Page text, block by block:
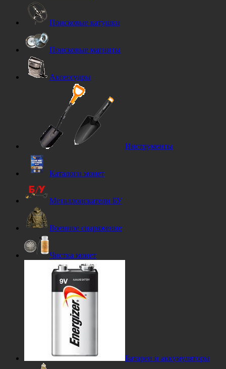
Поисковые катушки
Поисковые магниты
Аксессуары
Инструменты
Каталоги монет
Металлоискатели БУ
Военное снаряжение
Чистка монет
Батареи и аккумуляторы